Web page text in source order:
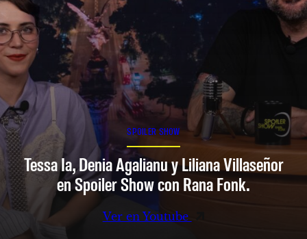
SPOILER SHOW
Tessa Ia, Denia Agalianu y Liliana Villaseñor
en Spoiler Show con Rana Fonk.
Ver en Youtube